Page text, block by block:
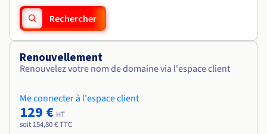
Rechercher
Renouvellement
Renouvelez votre nom de domaine via l'espace client
Me connecter à l'espace client
129 € HT
soit 154,80 € TTC